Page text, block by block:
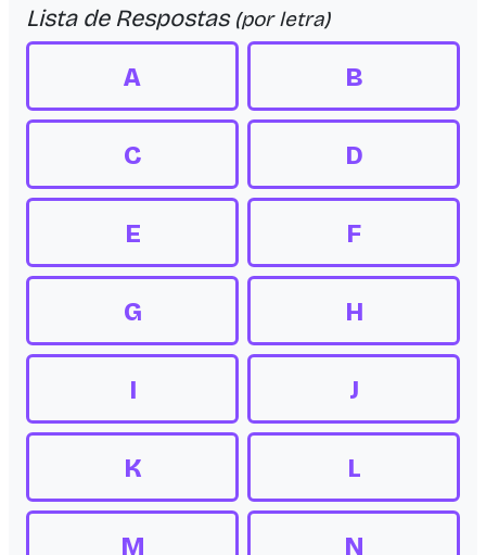
Lista de Respostas (por letra)
A B
C D
E F
G H
I J
K L
M N